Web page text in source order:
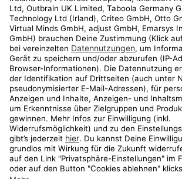
Kundenservice
Shop
Aktionen
Travel